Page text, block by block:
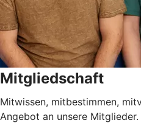
Mitgliedschaft
Mitwissen, mitbestimmen,
Angebot an unsere Mitglieder.